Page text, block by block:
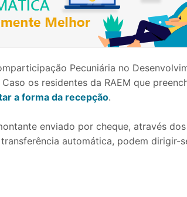
Pecuniária no
os residentes da RAEM que
a forma da recepção.
enviado por cheque, através
automática, podem dirigir-